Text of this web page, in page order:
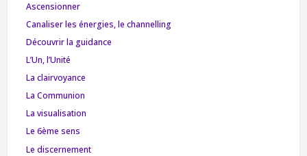
Ascensionner
Canaliser les énergies, le channelling
Découvrir la guidance
L’Un, l’Unité
La clairvoyance
La Communion
La visualisation
Le 6ème sens
Le discernement